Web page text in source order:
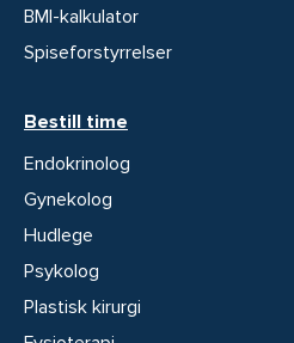
BMI-kalkulator
Spiseforstyrrelser
Bestill time
Endokrinolog
Gynekolog
Hudlege
Psykolog
Plastisk kirurgi